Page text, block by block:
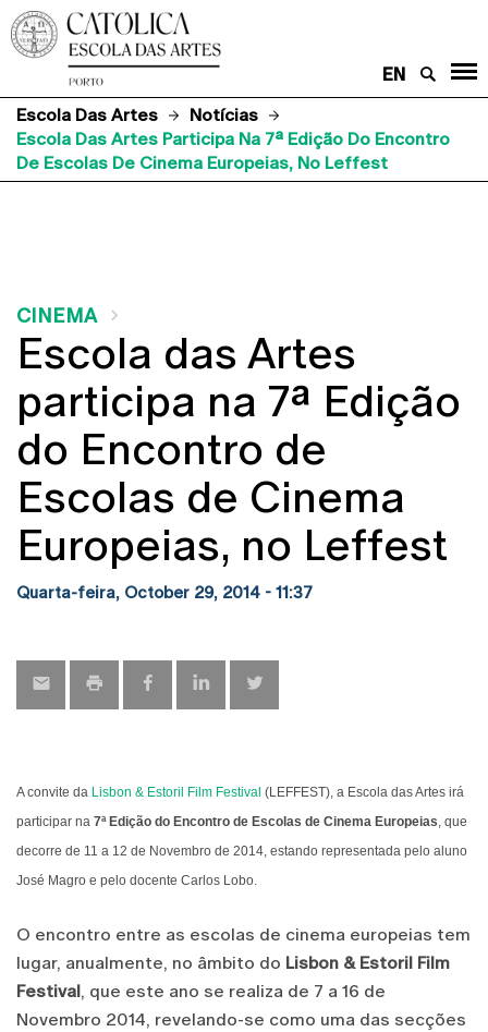
EN
Escola Das Artes
Notícias
Escola Das Artes Participa Na 7ª Edição Do Encontro
De Escolas De Cinema Europeias, No Leffest
CINEMA
Escola das Artes
participa na 7ª Edição
do Encontro de
Escolas de Cinema
Europeias, no Leffest
Quarta-feira, October 29, 2014 - 11:37
A convite da Lisbon & Estoril Film Festival (LEFFEST), a Escola das Artes irá
participar na 7ª Edição do Encontro de Escolas de Cinema Europeias , que
decorre de 11 a 12 de Novembro de 2014, estando representada pelo aluno
José Magro e pelo docente Carlos Lobo.
O encontro entre as escolas de cinema europeias tem
lugar, anualmente, no âmbito do Lisbon & Estoril Film
Festival, que este ano se realiza de 7 a 16 de
Novembro 2014, revelando-se como uma das secções